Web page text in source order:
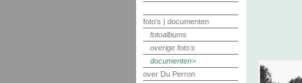
foto's | documenten
fotoalbums
overige foto's
documenten
over Du Perron